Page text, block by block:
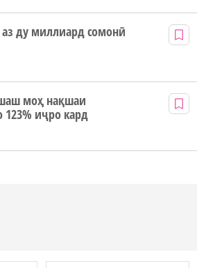
ду миллиард сомонӣ
моҳ нақшаи
иҷро кард